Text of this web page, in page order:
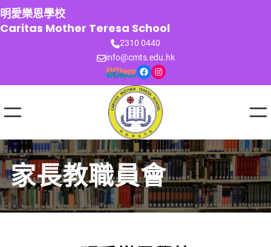
跳
至
主
明愛樂恩學校
Caritas Mother Teresa School
2310 0440
info@cmts.edu.hk
Facebook Instagram
家長教職員會